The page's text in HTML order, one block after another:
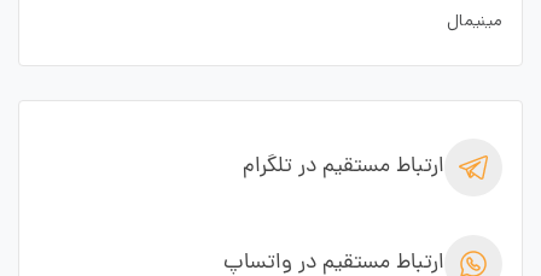
مینیمال
ارتباط مستقیم در تلگرام
ارتباط مستقیم در واتساپ